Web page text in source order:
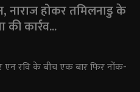
नाराज होकर तमिलनाडु के
कार्रव...
रवि के बीच एक बार फिर नोंक-